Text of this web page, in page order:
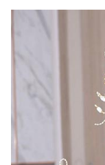
ผู้
ผู้ชาย
ท่อง